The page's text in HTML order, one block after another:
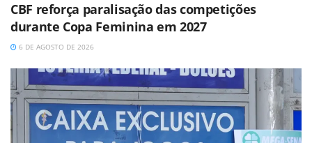
CBF reforça paralisação das competições
durante Copa Feminina em 2027
6 DE AGOSTO DE 2026